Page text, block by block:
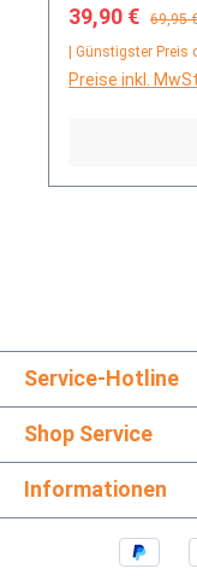
39,90 € 69,95
| Günstigster Preis
Preise inkl.
Service-Hotline
Shop Service
Informationen